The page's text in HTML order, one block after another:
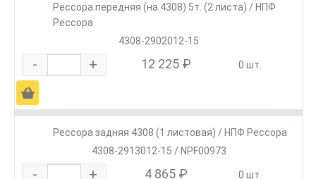
Рессора передняя (на 4308) 5т. (2 листа) / НПФ
Рессора
4308-2902012-15
- + 12 225 ₽ 0 шт.
Ä
Рессора задняя 4308 (1 листовая) / НПФ Рессора
4308-2913012-15 / NPF00973
- + 4 865 ₽ 0 шт.